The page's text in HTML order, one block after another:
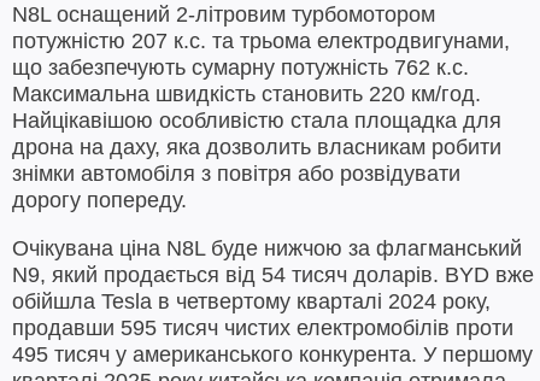
N8L оснащений 2-літровим турбомотором
потужністю 207 к.с. та трьома електродвигунами,
що забезпечують сумарну потужність 762 к.с.
Максимальна швидкість становить 220 км/год.
Найцікавішою особливістю стала площадка для
дрона на даху, яка дозволить власникам робити
знімки автомобіля з повітря або розвідувати
дорогу попереду.
Очікувана ціна N8L буде нижчою за флагманський
N9, який продається від 54 тисяч доларів. BYD вже
обійшла Tesla в четвертому кварталі 2024 року,
продавши 595 тисяч чистих електромобілів проти
495 тисяч у американського конкурента. У першому